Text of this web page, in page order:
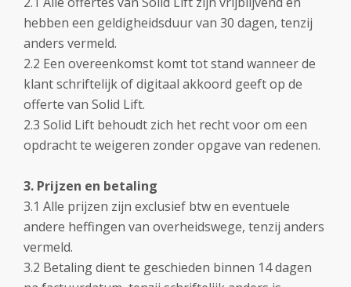
hebben een geldigheidsduur van 30 dagen, tenzij
anders vermeld.
2.2 Een overeenkomst komt tot stand wanneer de
klant schriftelijk of digitaal akkoord geeft op de
offerte van Solid Lift.
2.3 Solid Lift behoudt zich het recht voor om een
opdracht te weigeren zonder opgave van redenen.
3. Prijzen en betaling
3.1 Alle prijzen zijn exclusief btw en eventuele
andere heffingen van overheidswege, tenzij anders
vermeld.
3.2 Betaling dient te geschieden binnen 14 dagen